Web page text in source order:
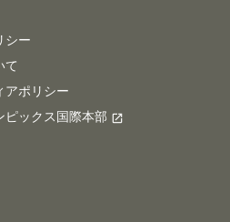
シー
て
アポリシー
ピックス国際本部